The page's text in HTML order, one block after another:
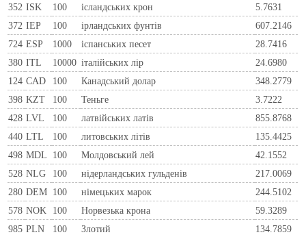
352 ISK 100 ісландських крон
5.7631
372 IEP 100 iрландських фунтiв
607.2146
724 ESP 1000 iспанських песет
28.7416
380 ITL 10000 iталiйських лiр
24.6980
124 CAD 100 Канадський долар
348.2779
398 KZT 100 Теньге
3.7222
428 LVL 100 латвійських латів
855.8768
440 LTL 100 литовських літів
135.4425
498 MDL 100 Молдовський лей
42.1552
528 NLG 100 нiдерландських гульденiв
217.0069
280 DEM 100 нiмецьких марок
244.5102
578 NOK 100 Норвезька крона
59.3289
985 PLN 100 Злотий
134.7859